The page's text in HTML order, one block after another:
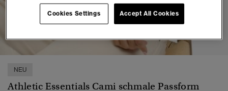
1 2 3 4 5 6 7
NEU
Athletic Essentials Cami schmale Passform
Accept All Cookies
Cookies Settings